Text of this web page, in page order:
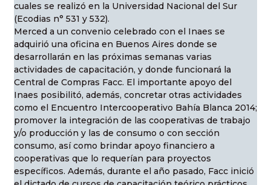
cuales se realizó en la Universidad Nacional del Sur
(Ecodias n° 531 y 532).
Merced a un convenio celebrado con el Inaes se
adquirió una oficina en Buenos Aires donde se
desarrollarán en las próximas semanas varias
actividades de capacitación, y donde funcionará la
Central de Compras Facc. El importante apoyo del
Inaes posibilitó, además, concretar otras actividades
como el Encuentro Intercooperativo Bahía Blanca 2014;
promover la integración de las cooperativas de trabajo
y/o producción y las de consumo o con sección
consumo, así como brindar apoyo financiero a
cooperativas que lo requerían para proyectos
específicos. Además, durante el año pasado, Facc inició